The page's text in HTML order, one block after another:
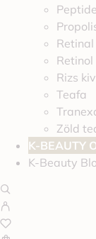
Retinol
Rizs
Teafa
Zöld
K-BEAUTY
K-Beauty